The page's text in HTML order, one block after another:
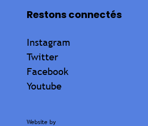
Restons connectés
Instagram
Twitter
Facebook
Youtube
Website by